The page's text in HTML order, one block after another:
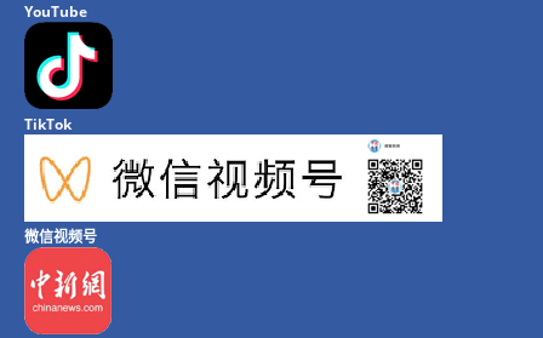
YouTube
TikTok
微信视频号